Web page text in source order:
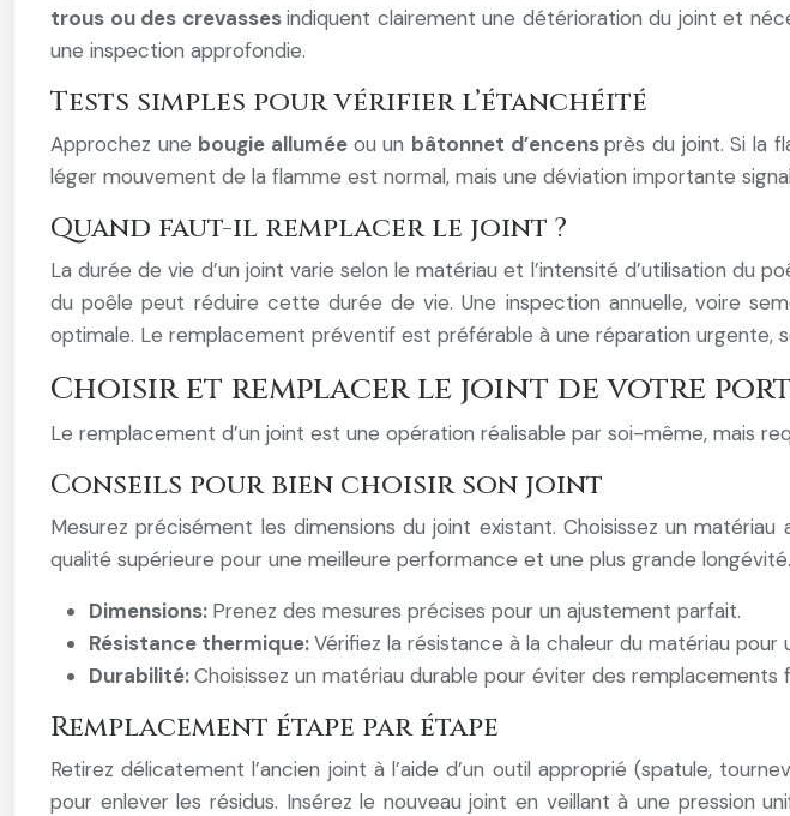
trous ou des crevassesindiquent clairement une détérioration du joint et
une inspection approfondie.
Tests simples pour vérifier l’étanchéité
Approchez une bougie allumée ou un bâtonnet d’encensprès du joint. Si la
léger mouvement de la flamme est normal, mais une déviation importante
Quand faut-il remplacer le joint ?
La durée de vie d’un joint varie selon le matériau et l’intensité d’utilisation du
du poêle peut réduire cette durée de vie. Une inspection annuelle, voire
optimale. Le remplacement préventif est préférable à une réparation urgente,
Choisir et remplacer le joint de votre
Le remplacement d’un joint est une opération réalisable par soi-même, mais
Conseils pour bien choisir son joint
Mesurez précisément les dimensions du joint existant. Choisissez un
qualité supérieure pour une meilleure performance et une plus grande
Dimensions: Prenez des mesures précises pour un ajustement parfait.
Résistance thermique:Vérifiez la résistance à la chaleur du matériau pour
Durabilité:Choisissez un matériau durable pour éviter des remplacements
Remplacement étape par étape
Retirez délicatement l’ancien joint à l’aide d’un outil approprié (spatule,
pour enlever les résidus. Insérez le nouveau joint en veillant à une pression